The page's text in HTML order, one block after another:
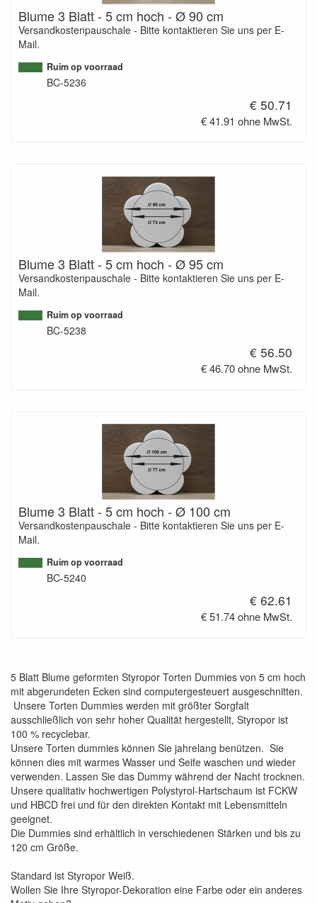
Blume 3 Blatt - 5 cm hoch - Ø 90 cm
Versandkostenpauschale - Bitte kontaktieren Sie uns per E-
Mail.
Ruim op voorraad
BC-5236
€ 50.71
€ 41.91 ohne MwSt.
Blume 3 Blatt - 5 cm hoch - Ø 95 cm
Versandkostenpauschale - Bitte kontaktieren Sie uns per E-
Mail.
Ruim op voorraad
BC-5238
€ 56.50
€ 46.70 ohne MwSt.
Blume 3 Blatt - 5 cm hoch - Ø 100 cm
Versandkostenpauschale - Bitte kontaktieren Sie uns per E-
Mail.
Ruim op voorraad
BC-5240
€ 62.61
€ 51.74 ohne MwSt.
5 Blatt Blume geformten Styropor Torten Dummies von 5 cm hoch
mit abgerundeten Ecken sind computergesteuert ausgeschnitten.
Unsere Torten Dummies werden mit größter Sorgfalt
ausschließlich von sehr hoher Qualität hergestellt, Styropor ist
100 % recyclebar.
Unsere Torten dummies können Sie jahrelang benützen. Sie
können dies mit warmes Wasser und Seife waschen und wieder
verwenden. Lassen Sie das Dummy während der Nacht trocknen.
Unsere qualitativ hochwertigen Polystyrol-Hartschaum ist FCKW
und HBCD frei und für den direkten Kontakt mit Lebensmitteln
geeignet.
Die Dummies sind erhältlich in verschiedenen Stärken und bis zu
120 cm Größe.
Standard ist Styropor Weiß.
Wollen Sie Ihre Styropor-Dekoration eine Farbe oder ein anderes